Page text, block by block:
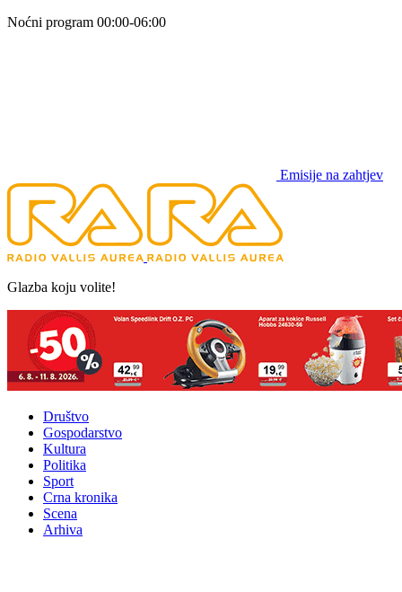
Noćni program 00:00-06:00
Emisije na zahtjev
Glazba koju volite!
Društvo
Gospodarstvo
Kultura
Politika
Sport
Crna kronika
Scena
Arhiva